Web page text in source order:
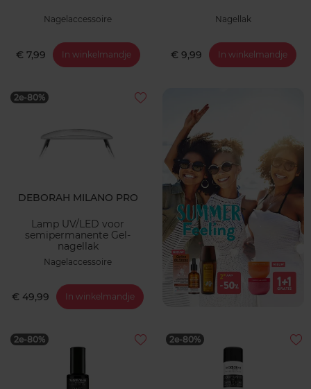
Nagelaccessoire
€ 7,99 In winkelmandje
Nagellak
€ 9,99 In winkelmandje
2e-80%
DEBORAH MILANO PRO
Lamp UV/LED voor
semipermanente Gel-
nagellak
Nagelaccessoire
€ 49,99 In winkelmandje
2e-80% 2e-80%